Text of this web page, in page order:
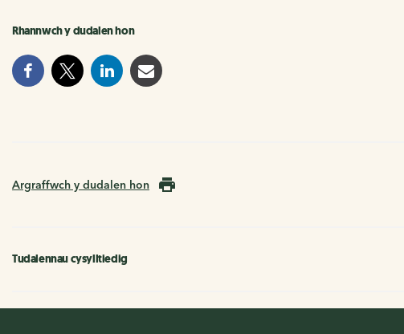
Rhannwch y dudalen hon
Argraffwch y dudalen hon
Tudalennau cysylltiedig